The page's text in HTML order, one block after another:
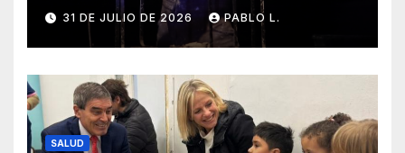
31 DE JULIO DE 2026 PABLO L.
SALUD